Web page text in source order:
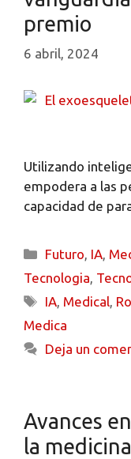
premio
6 abril, 2024
Utilizando
empodera a las
capacidad de
Futuro IA
Tecnologia
IA Medical
Medica
Deja un
Avances
la